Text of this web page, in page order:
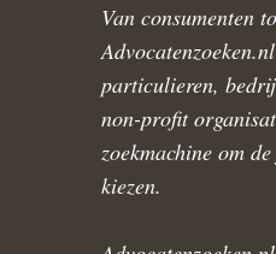
Van consumenten
particulieren,
non-profit
zoekmachine om
kiezen.